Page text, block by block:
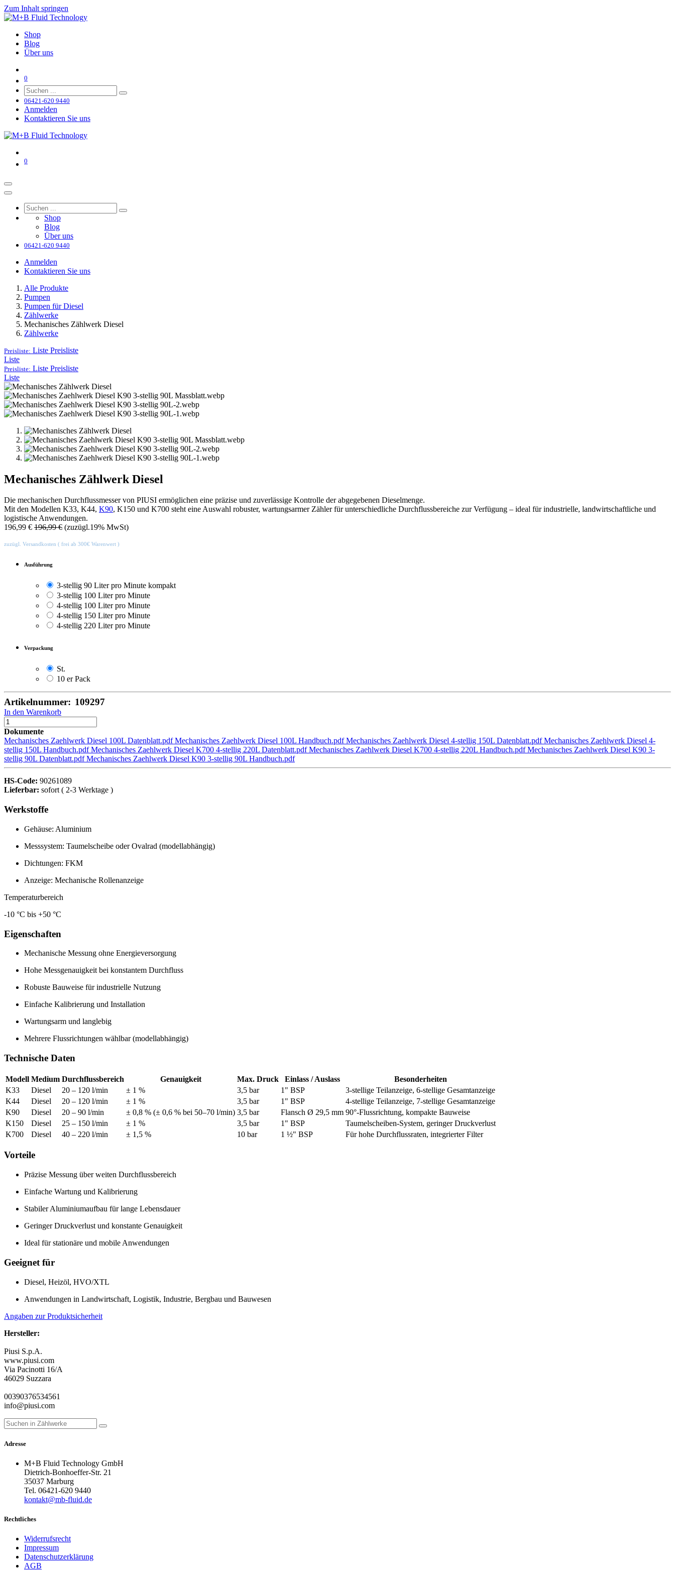
Zum Inhalt springen
Shop
Blog
Über uns
0
06421-620 9440
Anmelden
Kontaktieren Sie uns
0
Shop
Blog
Über uns
06421-620 9440
Anmelden
Kontaktieren Sie uns
Alle Produkte
Pumpen
Pumpen für Diesel
Zählwerke
Mechanisches Zählwerk Diesel
Zählwerke
Preisliste: Liste Preisliste
Liste
Preisliste: Liste Preisliste
Liste
Mechanisches Zählwerk Diesel
Die mechanischen Durchflussmesser von PIUSI ermöglichen eine präzise und zuverlässige Kontrolle der abgegebenen Dieselmenge.
Mit den Modellen K33, K44, K90, K150 und K700 steht eine Auswahl robuster, wartungsarmer Zähler für unterschiedliche Durchflussbereiche zur Verfügung – ideal für industrielle, landwirtschaftliche und
logistische Anwendungen.
196,99 € 196,99€ (zuzügl.19% MwSt)
zuzügl. Versandkosten ( frei ab 300€ Warenwert )
Ausführung
3-stellig 90 Liter pro Minute kompakt
3-stellig 100 Liter pro Minute
4-stellig 100 Liter pro Minute
4-stellig 150 Liter pro Minute
4-stellig 220 Liter pro Minute
Verpackung
St.
10 er Pack
Artikelnummer: 109297
In den Warenkorb
Dokumente
Mechanisches Zaehlwerk Diesel 100L Datenblatt.pdfMechanisches Zaehlwerk Diesel 100L Handbuch.pdfMechanisches Zaehlwerk Diesel 4-stellig 150L Datenblatt.pdfMechanisches Zaehlwerk Diesel 4-
stellig 150L Handbuch.pdfMechanisches Zaehlwerk Diesel K700 4-stellig 220L Datenblatt.pdfMechanisches Zaehlwerk Diesel K700 4-stellig 220L Handbuch.pdfMechanisches Zaehlwerk Diesel K90 3-
stellig 90L Datenblatt.pdfMechanisches Zaehlwerk Diesel K90 3-stellig 90L Handbuch.pdf
HS-Code: 90261089
Lieferbar: sofort ( 2-3 Werktage )
Werkstoffe
Gehäuse: Aluminium
Messsystem: Taumelscheibe oder Ovalrad (modellabhängig)
Dichtungen: FKM
Anzeige: Mechanische Rollenanzeige
Temperaturbereich
-10 °C bis +50 °C
Eigenschaften
Mechanische Messung ohne Energieversorgung
Hohe Messgenauigkeit bei konstantem Durchfluss
Robuste Bauweise für industrielle Nutzung
Einfache Kalibrierung und Installation
Wartungsarm und langlebig
Mehrere Flussrichtungen wählbar (modellabhängig)
Technische Daten
Modell Medium Durchflussbereich Genauigkeit Max. Druck Einlass / Auslass
Besonderheiten
K33
Diesel 20 – 120 l/min ± 1 % 3,5 bar 1" BSP
3-stellige Teilanzeige, 6-stellige Gesamtanzeige
K44
Diesel 20 – 120 l/min ± 1 % 3,5 bar 1" BSP
4-stellige Teilanzeige, 7-stellige Gesamtanzeige
K90
Diesel 20 – 90 l/min ± 0,8 % (± 0,6 % bei 50–70 l/min) 3,5 bar Flansch Ø 29,5 mm 90°-Flussrichtung, kompakte Bauweise
K150
Diesel 25 – 150 l/min ± 1 % 3,5 bar 1" BSP
Taumelscheiben-System, geringer Druckverlust
K700
Diesel 40 – 220 l/min ± 1,5 % 10 bar 1 ½" BSP Für hohe Durchflussraten, integrierter Filter
Vorteile
Präzise Messung über weiten Durchflussbereich
Einfache Wartung und Kalibrierung
Stabiler Aluminiumaufbau für lange Lebensdauer
Geringer Druckverlust und konstante Genauigkeit
Ideal für stationäre und mobile Anwendungen
Geeignet für
Diesel, Heizöl, HVO/XTL
Anwendungen in Landwirtschaft, Logistik, Industrie, Bergbau und Bauwesen
Angaben zur Produktsicherheit
Hersteller:
Piusi S.p.A.
www.piusi.com
Via Pacinotti 16/A
46029 Suzzara
00390376534561
info@piusi.com
Adresse
M+B Fluid Technology GmbH
Dietrich-Bonhoeffer-Str. 21
35037 Marburg
Tel. 06421-620 9440
kontakt@mb-fluid.de
Rechtliches
Widerrufsrecht
Impressum
Datenschutzerklärung
AGB